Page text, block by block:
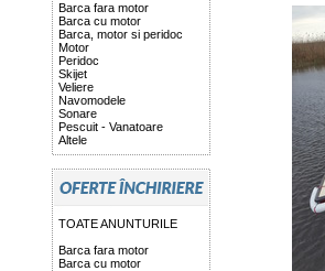
Barca fara motor
Barca cu motor
Barca, motor si peridoc
Motor
Peridoc
Skijet
Veliere
Navomodele
Sonare
Pescuit - Vanatoare
Altele
TOATE ANUNTURILE
Barca fara motor
Barca cu motor